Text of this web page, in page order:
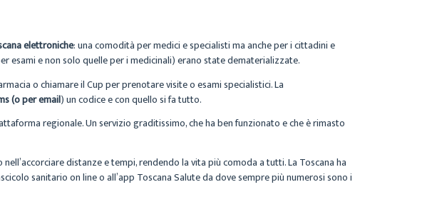
elettroniche: una comodità per medici e specialisti ma anche per i cittadini e
esami e non solo quelle per i medicinali) erano state dematerializzate.
o chiamare il Cup per prenotare visite o esami specialistici. La
(o per email) un codice e con quello si fa tutto.
regionale. Un servizio graditissimo, che ha ben funzionato e che è rimasto
distanze e tempi, rendendo la vita più comoda a tutti. La Toscana ha
sanitario on line o all’app Toscana Salute da dove sempre più numerosi sono i